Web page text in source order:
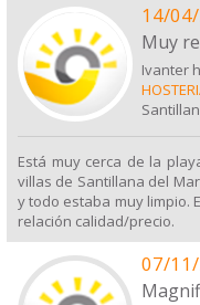
14/
Muy
Ivanter
Está muy cerca de la
villas de Santillana del
y todo estaba muy limpio.
relación calidad/precio.
07/